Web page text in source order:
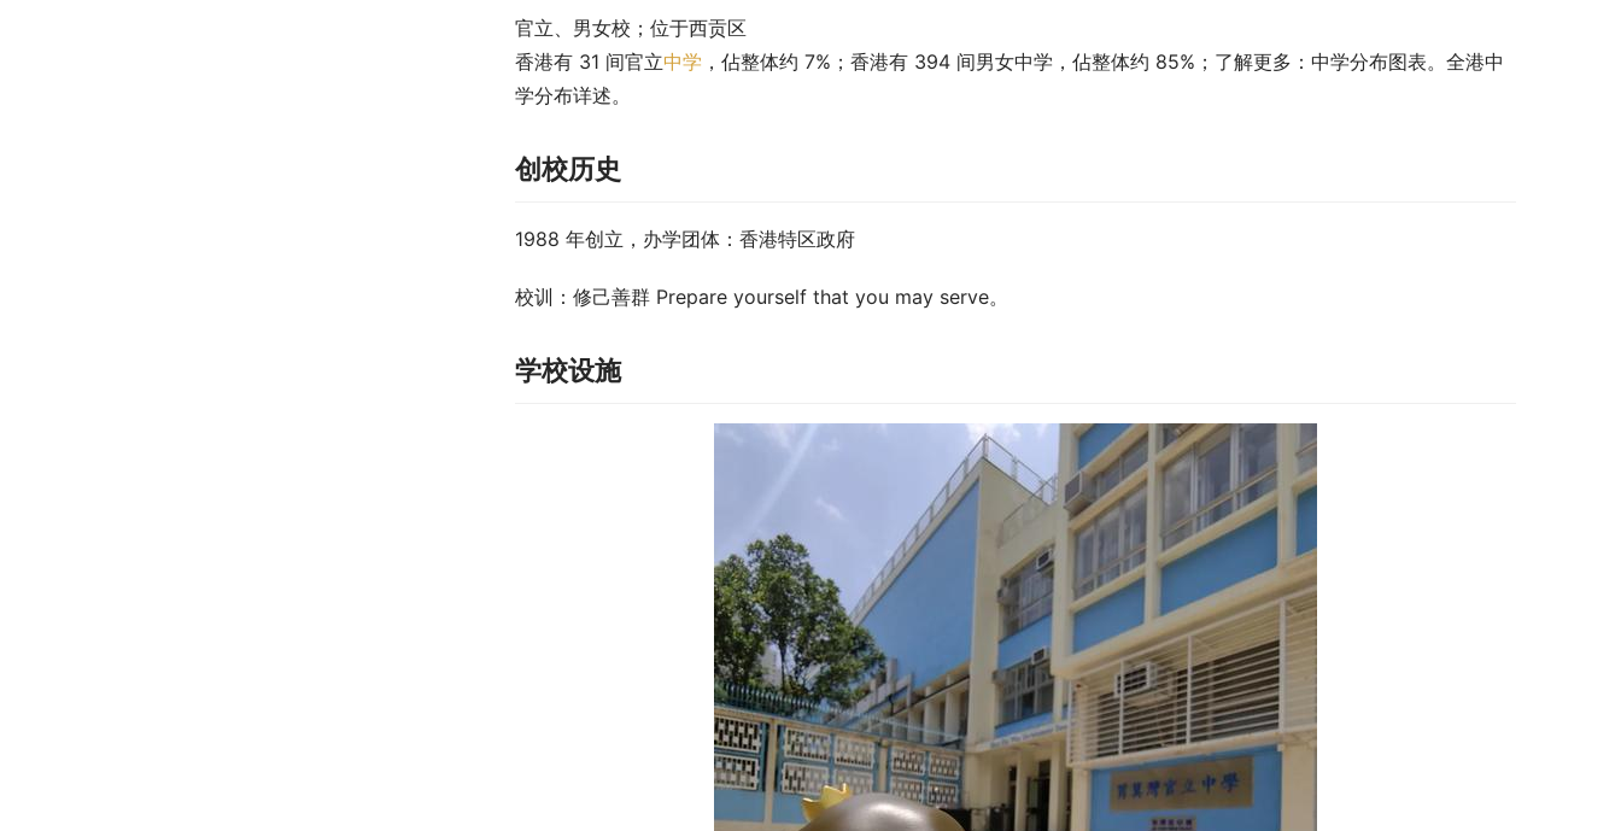
官立、男女校；位于西贡区
香港有 31 间官立中学 ，佔整体约 7%；香港有 394 间男女中学，佔整体约 85%；了解更多：中学分布图表。全港中
学分布详述。
创校历史
1988 年创立，办学团体：香港特区政府
校训：修己善群 Prepare yourself that you may serve。
学校设施